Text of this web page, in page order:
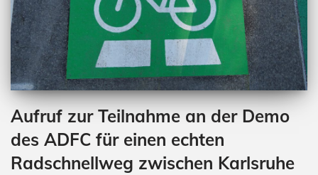
Aufruf zur Teilnahme an der Demo
des ADFC für einen echten
Radschnellweg zwischen Karlsruhe